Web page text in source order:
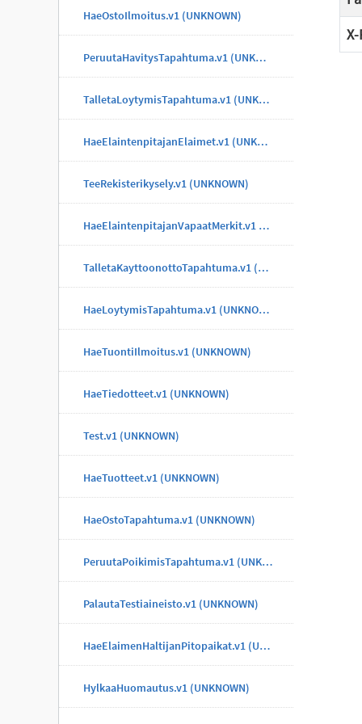
HaeOstoIlmoitus.v1 (UNKNOWN)
PeruutaHavitysTapahtuma.v1 (UNKNOWN)
TalletaLoytymisTapahtuma.v1 (UNKNOWN)
HaeElaintenpitajanElaimet.v1 (UNKNOWN)
TeeRekisterikysely.v1 (UNKNOWN)
HaeElaintenpitajanVapaatMerkit.v1 (UNKNOWN)
TalletaKayttoonottoTapahtuma.v1 (UNKNOWN)
HaeLoytymisTapahtuma.v1 (UNKNOWN)
HaeTuontiIlmoitus.v1 (UNKNOWN)
HaeTiedotteet.v1 (UNKNOWN)
Test.v1 (UNKNOWN)
HaeTuotteet.v1 (UNKNOWN)
HaeOstoTapahtuma.v1 (UNKNOWN)
PeruutaPoikimisTapahtuma.v1 (UNKNOWN)
PalautaTestiaineisto.v1 (UNKNOWN)
HaeElaimenHaltijanPitopaikat.v1 (UNKNOWN)
HylkaaHuomautus.v1 (UNKNOWN)